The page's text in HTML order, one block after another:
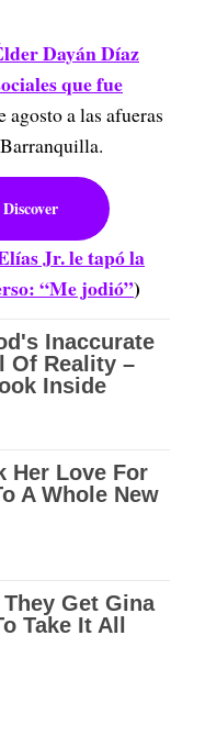
Dayán Díaz
que fue
agosto a las afueras
Discover
Jr. le tapó la
“Me jodió”)